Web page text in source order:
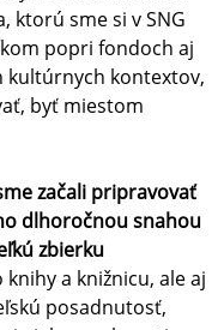
ktorú sme si v SNG
popri fondoch aj
kultúrnych kontextov,
byť miestom
začali pripravovať
dlhoročnou snahou
zbierku
knihy a knižnicu, ale aj
posadnutosť,